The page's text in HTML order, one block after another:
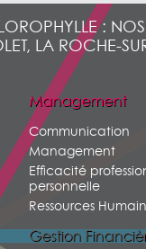
:
LA ROCHE-
Management
Communication
Management
Efficacité
personnelle
Ressources
Gestion